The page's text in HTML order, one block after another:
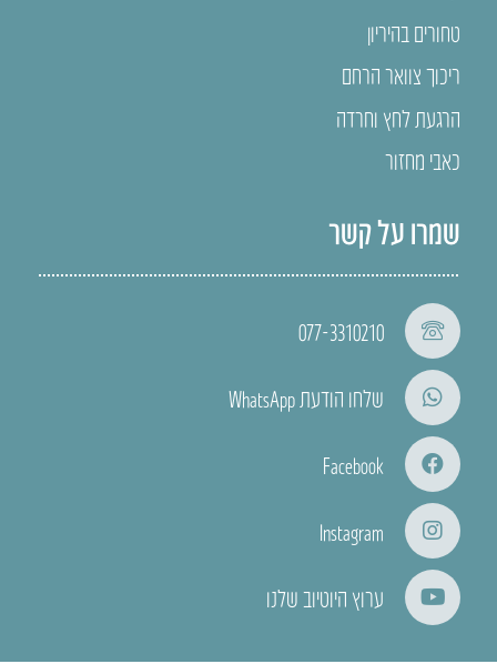
טחורים בהיריון
ריכוך צוואר הרחם
הרגעת לחץ וחרדה
כאבי מחזור
שמרו על קשר
077-3310210
שלחו הודעת WhatsApp
Facebook
Instagram
ערוץ היוטיוב שלנו